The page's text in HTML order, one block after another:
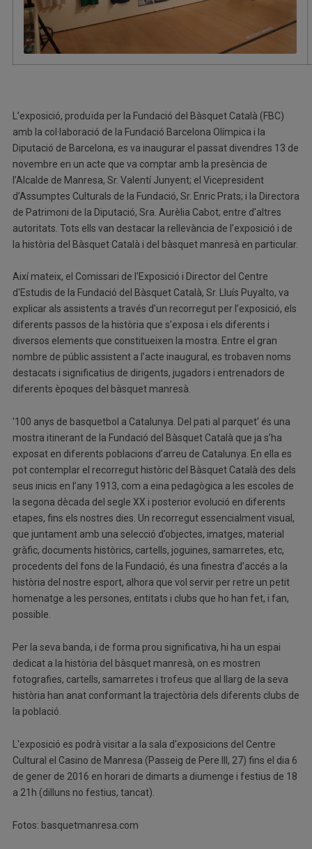
L’exposició, produïda per la Fundació del Bàsquet Català (FBC)
amb la col·laboració de la Fundació Barcelona Olímpica i la
Diputació de Barcelona, es va inaugurar el passat divendres 13 de
novembre en un acte que va comptar amb la presència de
l’Alcalde de Manresa, Sr. Valentí Junyent; el Vicepresident
d’Assumptes Culturals de la Fundació, Sr. Enric Prats; i la Directora
de Patrimoni de la Diputació, Sra. Aurèlia Cabot; entre d’altres
autoritats. Tots ells van destacar la rellevància de l’exposició i de
la història del Bàsquet Català i del bàsquet manresà en particular.
Així mateix, el Comissari de l'Exposició i Director del Centre
d'Estudis de la Fundació del Bàsquet Català, Sr. Lluís Puyalto, va
explicar als assistents a través d’un recorregut per l’exposició, els
diferents passos de la història que s’exposa i els diferents i
diversos elements que constitueixen la mostra. Entre el gran
nombre de públic assistent a l’acte inaugural, es trobaven noms
destacats i significatius de dirigents, jugadors i entrenadors de
diferents èpoques del bàsquet manresà.
'100 anys de basquetbol a Catalunya. Del pati al parquet' és una
mostra itinerant de la Fundació del Bàsquet Català que ja s’ha
exposat en diferents poblacions d’arreu de Catalunya. En ella es
pot contemplar el recorregut històric del Bàsquet Català des dels
seus inicis en l’any 1913, com a eina pedagògica a les escoles de
la segona dècada del segle XX i posterior evolució en diferents
etapes, fins els nostres dies. Un recorregut essencialment visual,
que juntament amb una selecció d’objectes, imatges, material
gràfic, documents històrics, cartells, joguines, samarretes, etc,
procedents del fons de la Fundació, és una finestra d’accés a la
història del nostre esport, alhora que vol servir per retre un petit
homenatge a les persones, entitats i clubs que ho han fet, i fan,
possible.
Per la seva banda, i de forma prou significativa, hi ha un espai
dedicat a la història del bàsquet manresà, on es mostren
fotografies, cartells, samarretes i trofeus que al llarg de la seva
història han anat conformant la trajectòria dels diferents clubs de
la població.
L'exposició es podrà visitar a la sala d'exposicions del Centre
Cultural el Casino de Manresa (Passeig de Pere III, 27) fins el dia 6
de gener de 2016 en horari de dimarts a diumenge i festius de 18
a 21h (dilluns no festius, tancat).
Fotos: basquetmanresa.com